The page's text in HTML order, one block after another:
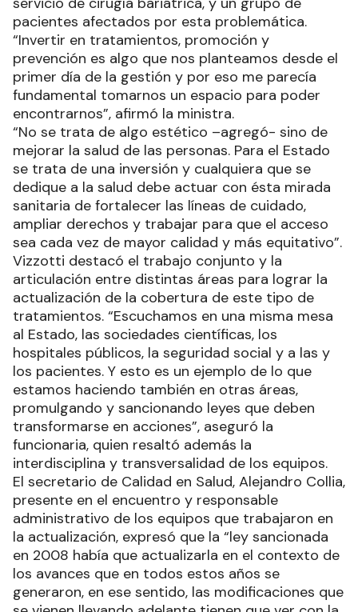
pacientes afectados por esta problemática.
“Invertir en tratamientos, promoción y
prevención es algo que nos planteamos desde el
primer día de la gestión y por eso me parecía
fundamental tomarnos un espacio para poder
encontrarnos”, afirmó la ministra.
“No se trata de algo estético –agregó- sino de
mejorar la salud de las personas. Para el Estado
se trata de una inversión y cualquiera que se
dedique a la salud debe actuar con ésta mirada
sanitaria de fortalecer las líneas de cuidado,
ampliar derechos y trabajar para que el acceso
sea cada vez de mayor calidad y más equitativo”.
Vizzotti destacó el trabajo conjunto y la
articulación entre distintas áreas para lograr la
actualización de la cobertura de este tipo de
tratamientos. “Escuchamos en una misma mesa
al Estado, las sociedades científicas, los
hospitales públicos, la seguridad social y a las y
los pacientes. Y esto es un ejemplo de lo que
estamos haciendo también en otras áreas,
promulgando y sancionando leyes que deben
transformarse en acciones”, aseguró la
funcionaria, quien resaltó además la
interdisciplina y transversalidad de los equipos.
El secretario de Calidad en Salud, Alejandro Collia,
presente en el encuentro y responsable
administrativo de los equipos que trabajaron en
la actualización, expresó que la “ley sancionada
en 2008 había que actualizarla en el contexto de
los avances que en todos estos años se
generaron, en ese sentido, las modificaciones que